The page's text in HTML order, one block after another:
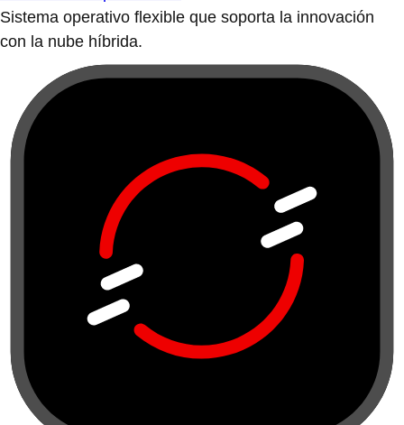
Sistema operativo flexible que soporta la innovación
con la nube híbrida.